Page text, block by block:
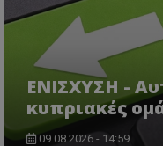
ΕΝΙΣΧΥΣΗ -
κυπριακές
09.08.2026 - 14:59